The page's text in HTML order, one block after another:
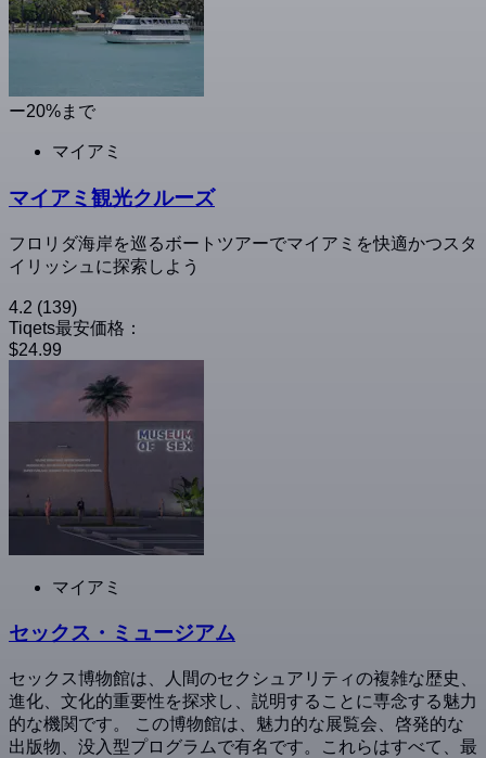
ー20%まで
マイアミ
マイアミ観光クルーズ
フロリダ海岸を巡るボートツアーでマイアミを快適かつスタ
イリッシュに探索しよう
4.2 (139)
Tiqets最安価格：
$24.99
マイアミ
セックス・ミュージアム
セックス博物館は、人間のセクシュアリティの複雑な歴史、
進化、文化的重要性を探求し、説明することに専念する魅力
的な機関です。 この博物館は、魅力的な展覧会、啓発的な
出版物、没入型プログラムで有名です。これらはすべて、最